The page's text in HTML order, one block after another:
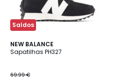
Saldos
NEW BALANCE
Sapatilhas PH327
69.99 €
4,2
/ 5
2
Cores